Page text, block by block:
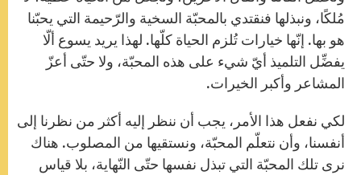
مُلكًا، ونبذلها فنقتدي بالمحبّة السخية والرّحيمة التي يحبّنا
هو بها. إنّها خيارات تُلزم الحياة كلّها. لهذا يريد يسوع ألّا
يفضِّل التلميذ أيّ شيء على هذه المحبّة، ولا حتّى أعزّ
المشاعر وأكبر الخيرات.
لكي نفعل هذا الأمر، يجب أن ننظر إليه أكثر من نظرنا إلى
أنفسنا، وأن نتعلّم المحبّة، ونستقيها من المصلوب. هناك
نرى تلك المحبّة التي تبذل نفسها حتّى النّهاية، بلا قياس